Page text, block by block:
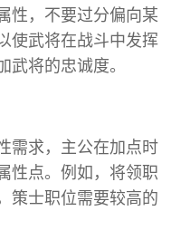
性，不要过分偏向某
使武将在战斗中发挥
将的忠诚度。
需求，主公在加点时
性点。例如，将领职
策士职位需要较高的